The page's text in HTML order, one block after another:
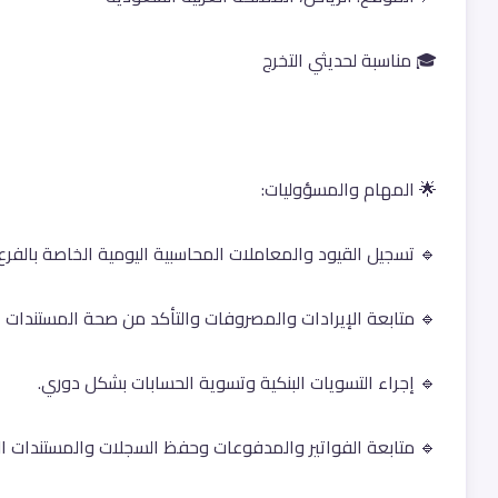
🎓 مناسبة لحديثي التخرج
🌟 المهام والمسؤوليات:
🔹 تسجيل القيود والمعاملات المحاسبية اليومية الخاصة
🔹 متابعة الإيرادات والمصروفات والتأكد من صحة المستندات
🔹 إجراء التسويات البنكية وتسوية الحسابات بشكل دوري.
🔹 متابعة الفواتير والمدفوعات وحفظ السجلات والمستندات